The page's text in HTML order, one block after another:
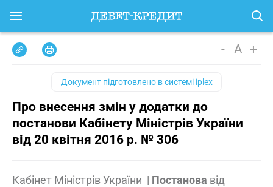
- A +
Документ підготовлено всистемі iplex
Про внесення змін у додатки до
постанови Кабінету Міністрів України
від 20 квітня 2016 р. № 306
Кабінет Міністрів України | Постанова від